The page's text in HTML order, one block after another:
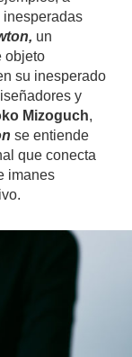
inesperadas
un
objeto
su inesperado
y
Mizoguch,
se entiende
que conecta
imanes